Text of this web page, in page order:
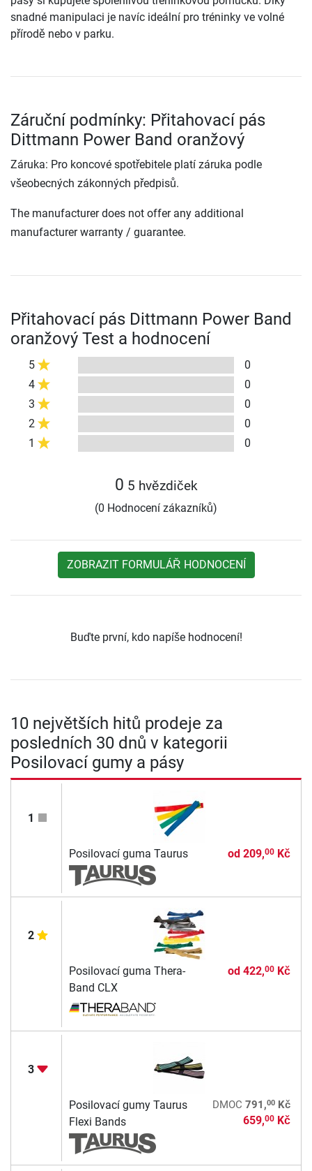
snadné manipulaci je navíc ideální pro tréninky ve volné
přírodě nebo v parku.
Záruční podmínky: Přitahovací pás
Dittmann Power Band oranžový
Záruka: Pro koncové spotřebitele platí záruka podle
všeobecných zákonných předpisů.
The manufacturer does not offer any additional
manufacturer warranty / guarantee.
Přitahovací pás Dittmann Power Band
oranžový Test a hodnocení
5
0
4
0
3
0
2
0
1
0
0 5 hvězdiček
(0 Hodnocení zákazníků)
ZOBRAZIT FORMULÁŘ HODNOCENÍ
Buďte první, kdo napíše hodnocení!
10 největších hitů prodeje za
posledních 30 dnů v kategorii
Posilovací gumy a pásy
1
Posilovací guma Taurus od 209,00Kč
2
Posilovací guma Thera-
Band CLX
od 422,00Kč
3
Posilovací gumy Taurus
Flexi Bands
DMOC 791,00Kč
659,00Kč